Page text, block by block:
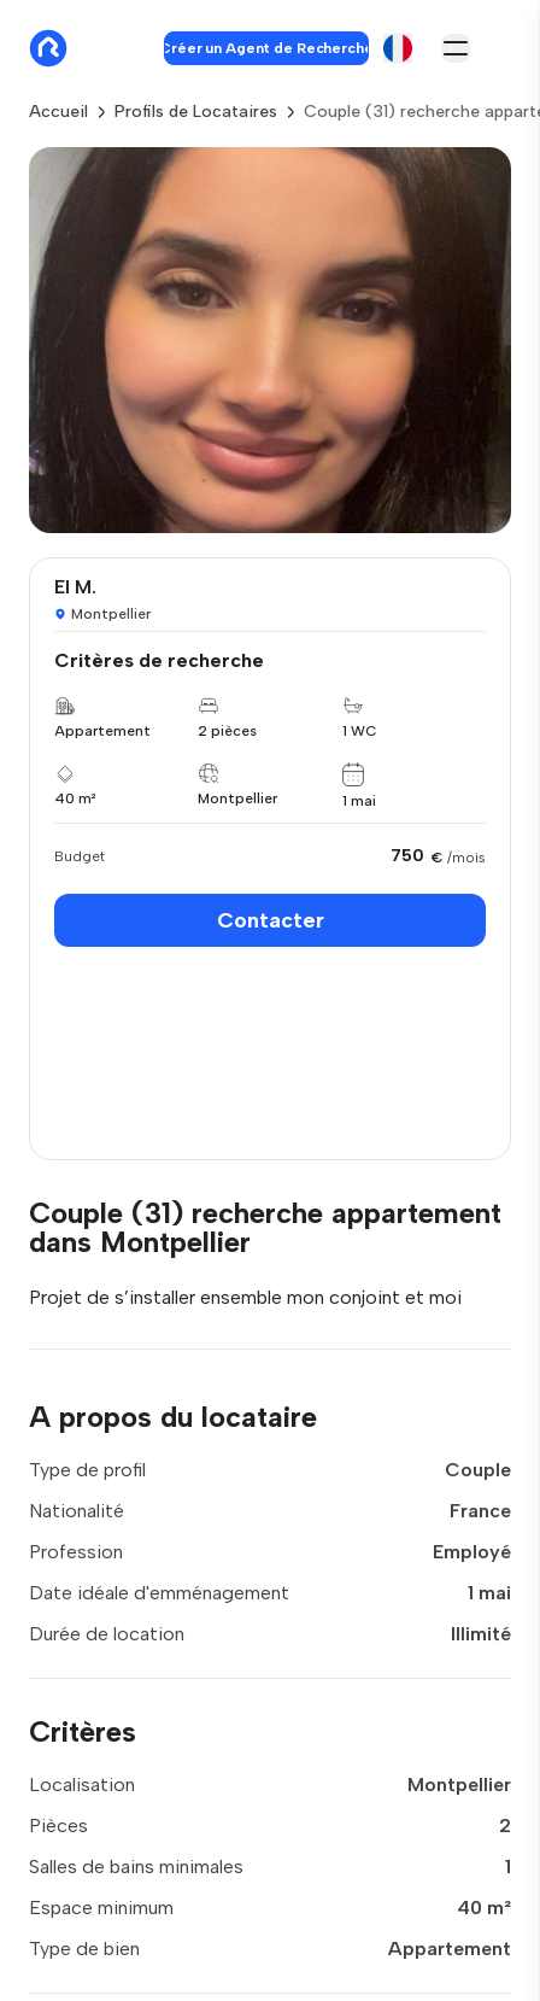
Créer un Agent de Recherche
Accueil Profils de Locataires Couple (31) recherche
El M.
Montpellier
Critères de recherche
Appartement 2 pièces 1 WC
40 m² Montpellier 1 mai
Budget 750 € /mois
Contacter
Couple (31) recherche appartement
dans Montpellier
Projet de s’installer ensemble mon conjoint et moi
A propos du locataire
Type de profil
Couple
Nationalité
France
Profession
Employé
Date idéale d'emménagement
1 mai
Durée de location
Illimité
Critères
Localisation
Montpellier
Pièces
2
Salles de bains minimales
1
Espace minimum
40 m²
Type de bien
Appartement